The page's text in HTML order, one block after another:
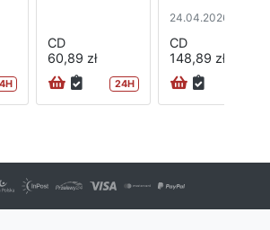
CD
60,89 zł
24H
24.04.2026
CD
148,89 zł